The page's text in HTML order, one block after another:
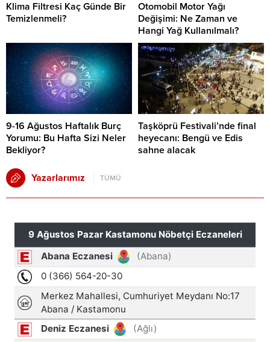
Klima Filtresi Kaç Günde Bir
Temizlenmeli?
Otomobil Motor Yağı
Değişimi: Ne Zaman ve
Hangi Yağ Kullanılmalı?
9-16 Ağustos Haftalık Burç
Yorumu: Bu Hafta Sizi Neler
Bekliyor?
Taşköprü Festivali’nde final
heyecanı: Bengü ve Edis
sahne alacak
Yazarlarımız TÜMÜ